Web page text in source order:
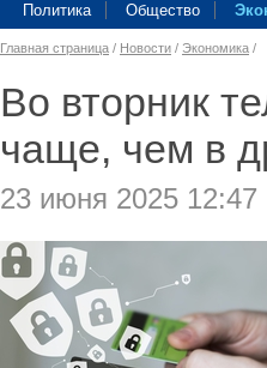
Политика Общество
Главная страница / Новости / Экономика /
Во вторник
чаще, чем в
23 июня 2025 12:47